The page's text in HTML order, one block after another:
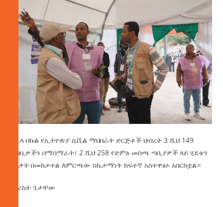
በሌላ በኩል የኢትዮጵያ ሲቪል ማህበራት ድርጅቶች ህብረት 3 ሺህ 149
ታዛቢዎችን በማሰማራት፣ 2 ሺህ 258 የድምፅ መስጫ ጣቢያዎች ላይ ሂደቱን
በንቃት በመከታተል ለምርጫው ስኬታማነት ከፍተኛ አስተዋፅኦ አበርክቷል።
በበረከት ጌታቸው